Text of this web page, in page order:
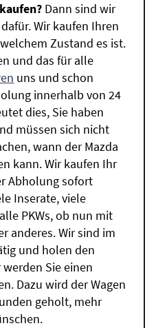
Dann sind wir
Wir kaufen Ihren
Zustand es ist.
und das für alle
uns und schon
innerhalb von 24
dies, Sie haben
müssen sich nicht
wann der Mazda
kann. Wir kaufen Ihr
Abholung sofort
Inserate, viele
PKWs, ob nun mit
anderes. Wir sind im
und holen den
Sie einen
Dazu wird der Wagen
geholt, mehr